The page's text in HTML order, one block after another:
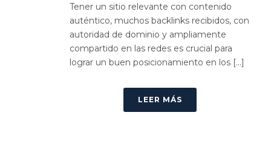
Tener un sitio relevante con contenido
auténtico, muchos backlinks recibidos, con
autoridad de dominio y ampliamente
compartido en las redes es crucial para
lograr un buen posicionamiento en los [...]
LEER MÁS